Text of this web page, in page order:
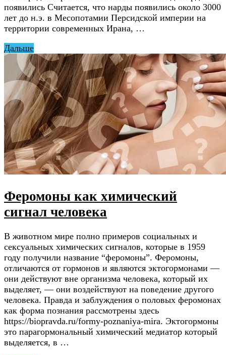
появились Считается, что нарды появились около 3000
лет до н.э. в Месопотамии Персидской империи на
территории современных Ирана, …
Дальше
Феромоны как химический
сигнал человека
В животном мире полно примеров социальных и
сексуальных химических сигналов, которые в 1959
году получили название “феромоны”. Феромоны,
отличаются от гормонов и являются эктогормонами —
они действуют вне организма человека, который их
выделяет, — они воздействуют на поведение другого
человека. Правда и заблуждения о половых феромонах
как форма познания рассмотрены здесь
https://biopravda.ru/formy-poznaniya-mira. Эктогормоны
это парагормональный химический медиатор который
выделяется, в …